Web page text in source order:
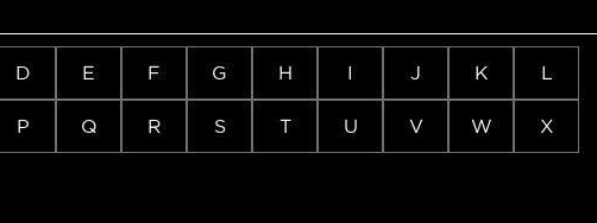
D E F G H I J K L
P Q R S T U V W X